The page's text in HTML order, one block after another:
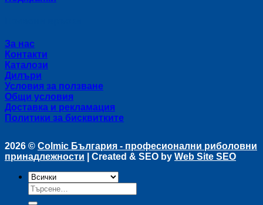
За нас
Контакти
Каталози
Дилъри
Условия за ползване
Общи условия
Доставка и рекламация
Политики за бисквитките
2026 © Colmic България - професионални риболовни
принадлежности | Created & SEO by Web Site SEO
Търсене
за: